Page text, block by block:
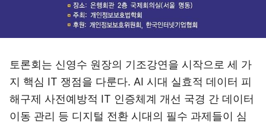
토론회는 신영수 원장의 기조강연을 시작으로 세 가
지 핵심 IT 쟁점을 다룬다. AI 시대 실효적 데이터 피
해구제 사전예방적 IT 인증체계 개선 국경 간 데이터
이동 관리 등 디지털 전환 시대의 필수 과제들이 심